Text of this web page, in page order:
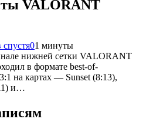
VALORANT
спустя01 минуты
нижней сетки VALORANT
в формате best-of-
на картах — Sunset (8:13),
и…